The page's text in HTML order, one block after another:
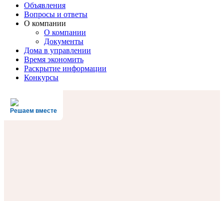
Объявления
Вопросы и ответы
О компании
О компании
Документы
Дома в управлении
Время экономить
Раскрытие информации
Конкурсы
Решаем вместе